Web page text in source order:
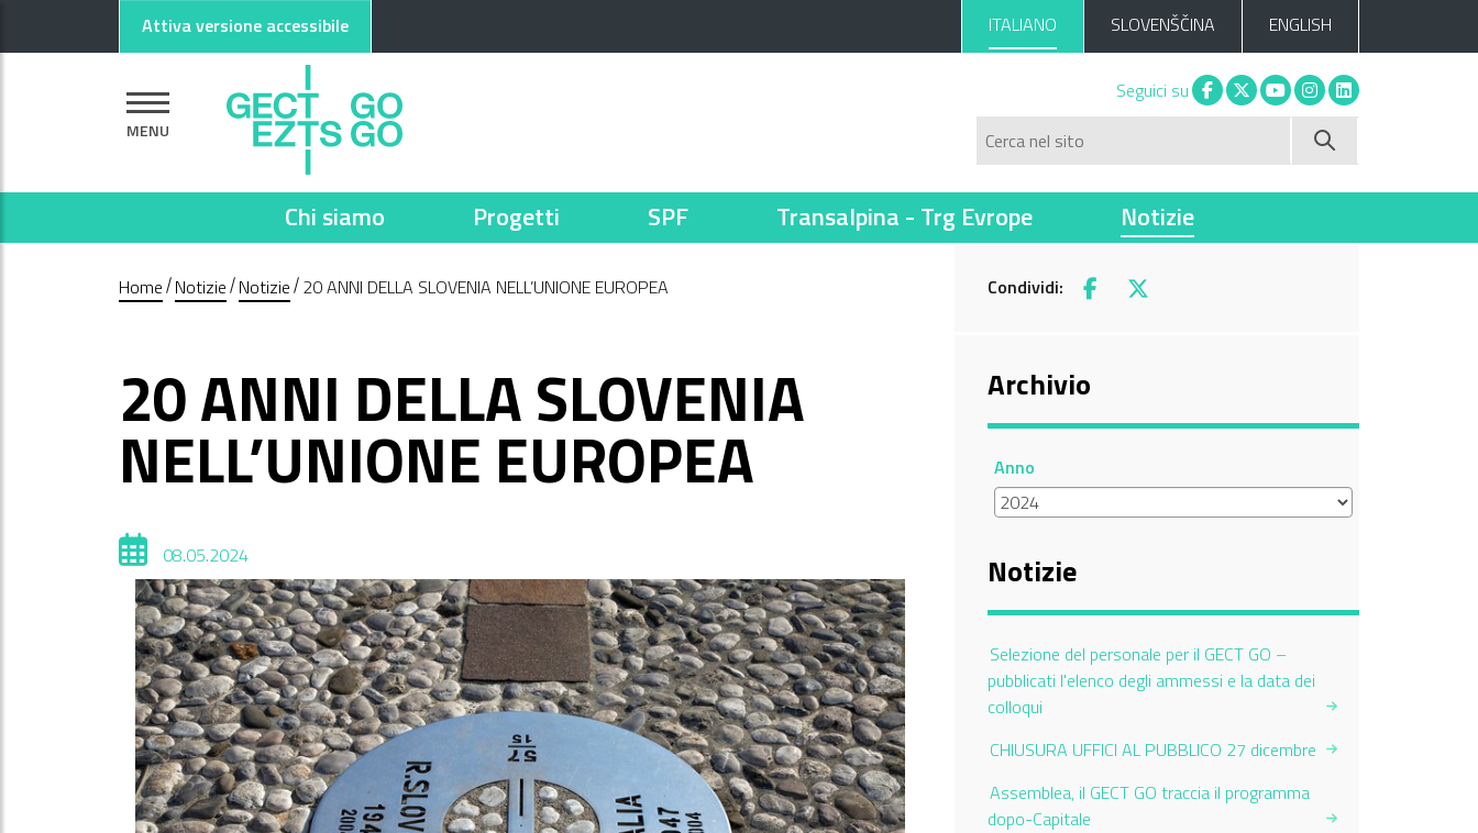
Attiva versione accessibile ITALIANO SLOVENŠČINA ENGLISH
MENU
Seguici su Facebook
X You tubeInstagram
Linkedin
Chi siamo Progetti SPF Transalpina - Trg Evrope Notizie
Home Notizie Notizie 20 ANNI DELLA SLOVENIA NELL’UNIONE EUROPEA Condividi: Facebook
X
20 ANNI DELLA SLOVENIA
NELL’UNIONE EUROPEA
08.05.2024
Archivio
Anno
Notizie
Selezione del personale per il GECT GO –
pubblicati l'elenco degli ammessi e la data dei
colloqui
CHIUSURA UFFICI AL PUBBLICO 27 dicembre
Assemblea, il GECT GO traccia il programma
dopo-Capitale